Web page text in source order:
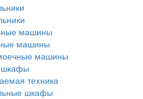
машины
машины
машины
техника
шкафы